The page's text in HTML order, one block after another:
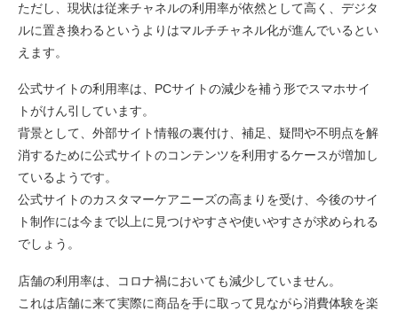
ただし、現状は従来チャネルの利用率が依然として高く、デジタ
ルに置き換わるというよりはマルチチャネル化が進んでいるとい
えます。
公式サイトの利用率は、PCサイトの減少を補う形でスマホサイ
トがけん引しています。
背景として、外部サイト情報の裏付け、補足、疑問や不明点を解
消するために公式サイトのコンテンツを利用するケースが増加し
ているようです。
公式サイトのカスタマーケアニーズの高まりを受け、今後のサイ
ト制作には今まで以上に見つけやすさや使いやすさが求められる
でしょう。
店舗の利用率は、コロナ禍においても減少していません。
これは店舗に来て実際に商品を手に取って見ながら消費体験を楽